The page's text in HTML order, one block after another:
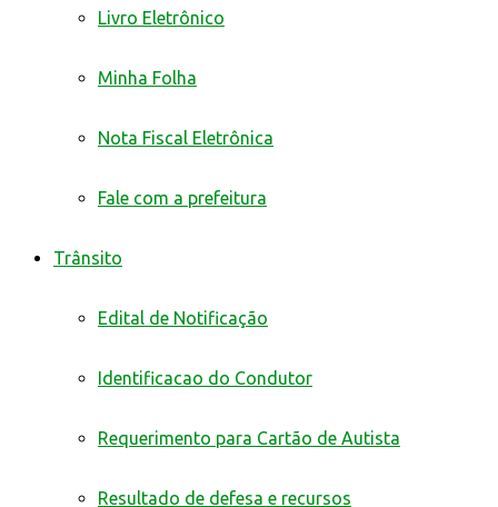
Livro Eletrônico
Minha Folha
Nota Fiscal Eletrônica
Fale com a prefeitura
Trânsito
Edital de Notificação
Identificacao do Condutor
Requerimento para Cartão de Autista
Resultado de defesa e recursos